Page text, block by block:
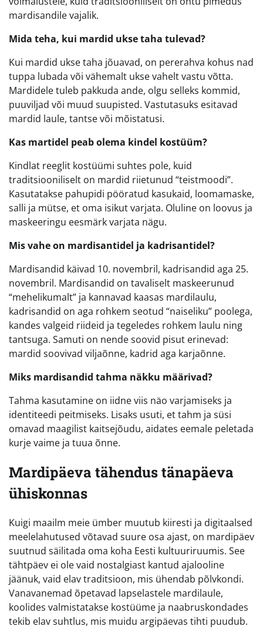
mardisandile vajalik.
Mida teha, kui mardid ukse taha tulevad?
Kui mardid ukse taha jõuavad, on pererahva kohus nad
tuppa lubada või vähemalt ukse vahelt vastu võtta.
Mardidele tuleb pakkuda ande, olgu selleks kommid,
puuviljad või muud suupisted. Vastutasuks esitavad
mardid laule, tantse või mõistatusi.
Kas martidel peab olema kindel kostüüm?
Kindlat reeglit kostüümi suhtes pole, kuid
traditsiooniliselt on mardid riietunud “teistmoodi”.
Kasutatakse pahupidi pööratud kasukaid, loomamaske,
salli ja mütse, et oma isikut varjata. Oluline on loovus ja
maskeeringu eesmärk varjata nägu.
Mis vahe on mardisantidel ja kadrisantidel?
Mardisandid käivad 10. novembril, kadrisandid aga 25.
novembril. Mardisandid on tavaliselt maskeerunud
“mehelikumalt” ja kannavad kaasas mardilaulu,
kadrisandid on aga rohkem seotud “naiseliku” poolega,
kandes valgeid riideid ja tegeledes rohkem laulu ning
tantsuga. Samuti on nende soovid pisut erinevad:
mardid soovivad viljaõnne, kadrid aga karjaõnne.
Miks mardisandid tahma näkku määrivad?
Tahma kasutamine on iidne viis näo varjamiseks ja
identiteedi peitmiseks. Lisaks usuti, et tahm ja süsi
omavad maagilist kaitsejõudu, aidates eemale peletada
kurje vaime ja tuua õnne.
Mardipäeva tähendus tänapäeva
ühiskonnas
Kuigi maailm meie ümber muutub kiiresti ja digitaalsed
meelelahutused võtavad suure osa ajast, on mardipäev
suutnud säilitada oma koha Eesti kultuuriruumis. See
tähtpäev ei ole vaid nostalgiast kantud ajalooline
jäänuk, vaid elav traditsioon, mis ühendab põlvkondi.
Vanavanemad õpetavad lapselastele mardilaule,
koolides valmistatakse kostüüme ja naabruskondades
tekib elav suhtlus, mis muidu argipäevas tihti puudub.